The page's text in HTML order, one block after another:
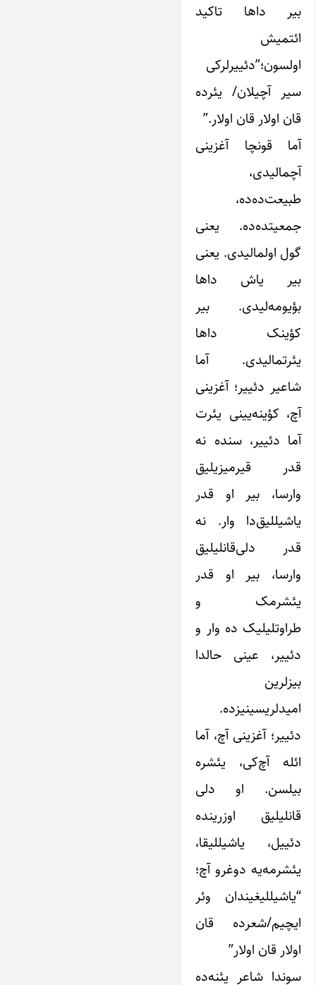
بیر داها تاکید
ائتمیش
اولسون؛”دئییرلرکی
سیر آچیلان/ یئرده
قان اولار قان اولار.”
آما قونچا آغزینی
آچمالیدی،
طبیعت‌ده‌ده،
جمعیتده‌ده. یعنی
گول اولمالیدی. یعنی
بیر یاش داها
بؤیومه‌لیدی. بیر
کؤینک داها
یئرتمالیدی. آما
شاعیر دئییر؛ آغزینی
آچ، کؤینه‌یینی یئرت
آما دئییر، سنده نه
قدر قیرمیزیلیق
وارسا، بیر او قدر
یاشیللیق‌دا وار. نه
قدر دلی‌قانلیلیق
وارسا، بیر او قدر
یئشرمک و
طراوتلیلیک ده وار و
دئییر، عینی حالدا
بیزلرین
امیدلریسینیزده.
دئییر؛ آغزینی آچ، آما
ائله آچ‌کی، یئشره
بیلسن. او دلی
قانلیلیق اوزرینده
دئییل، یاشیللیقا،
یئشرمه‌یه دوغرو آچ؛
“یاشیللیغیندان وئر
ایچیم/شعرده قان
اولار قان اولار”
سوندا شاعر یئنه‌ده